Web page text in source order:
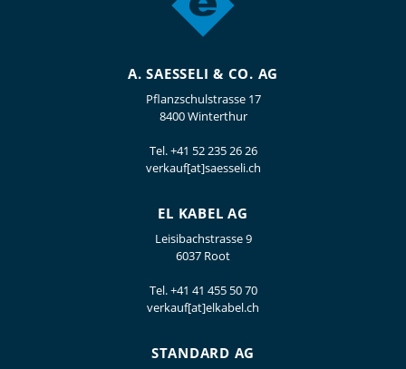
A. SAESSELI & CO. AG
Pflanzschulstrasse 17
8400 Winterthur
Tel.+41 52 235 26 26
verkauf[at]saesseli.ch
EL KABEL AG
Leisibachstrasse 9
6037 Root
Tel.+41 41 455 50 70
verkauf[at]elkabel.ch
STANDARD AG